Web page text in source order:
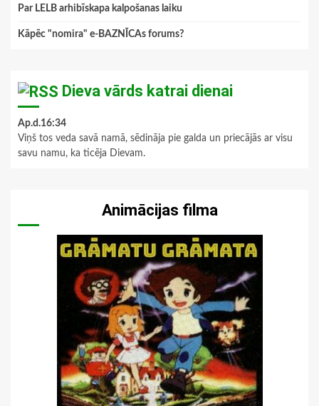
Par LELB arhibīskapa kalpošanas laiku
Kāpēc "nomira" e-BAZNĪCAs forums?
Dieva vārds katrai dienai
Ap.d.16:34
Viņš tos veda savā namā, sēdināja pie galda un priecājās ar visu
savu namu, ka ticēja Dievam.
Animācijas filma